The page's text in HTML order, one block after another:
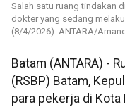
Salah satu ruang tindakan
dokter yang sedang
(8/4/2026). ANTARA/
Batam (ANTARA) -
(RSBP) Batam,
para pekerja di Kota